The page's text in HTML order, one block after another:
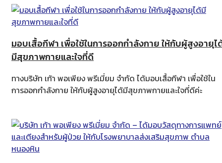
มอบเสื้อกีฬา เพื่อใช้ในการออกกำลังกาย ให้กับผู้สูงอายุไ
มีสุขภาพกายและใจที่ดี
ทางบริษัท เก้า พอเพียง พรีเมี่ยม จำกัด ได้มอบเสื้อกีฬา เพื่อใช้ใน
การออกกำลังกาย ให้กับผู้สูงอายุได้มีสุขภาพกายและใจที่ดีค่ะ